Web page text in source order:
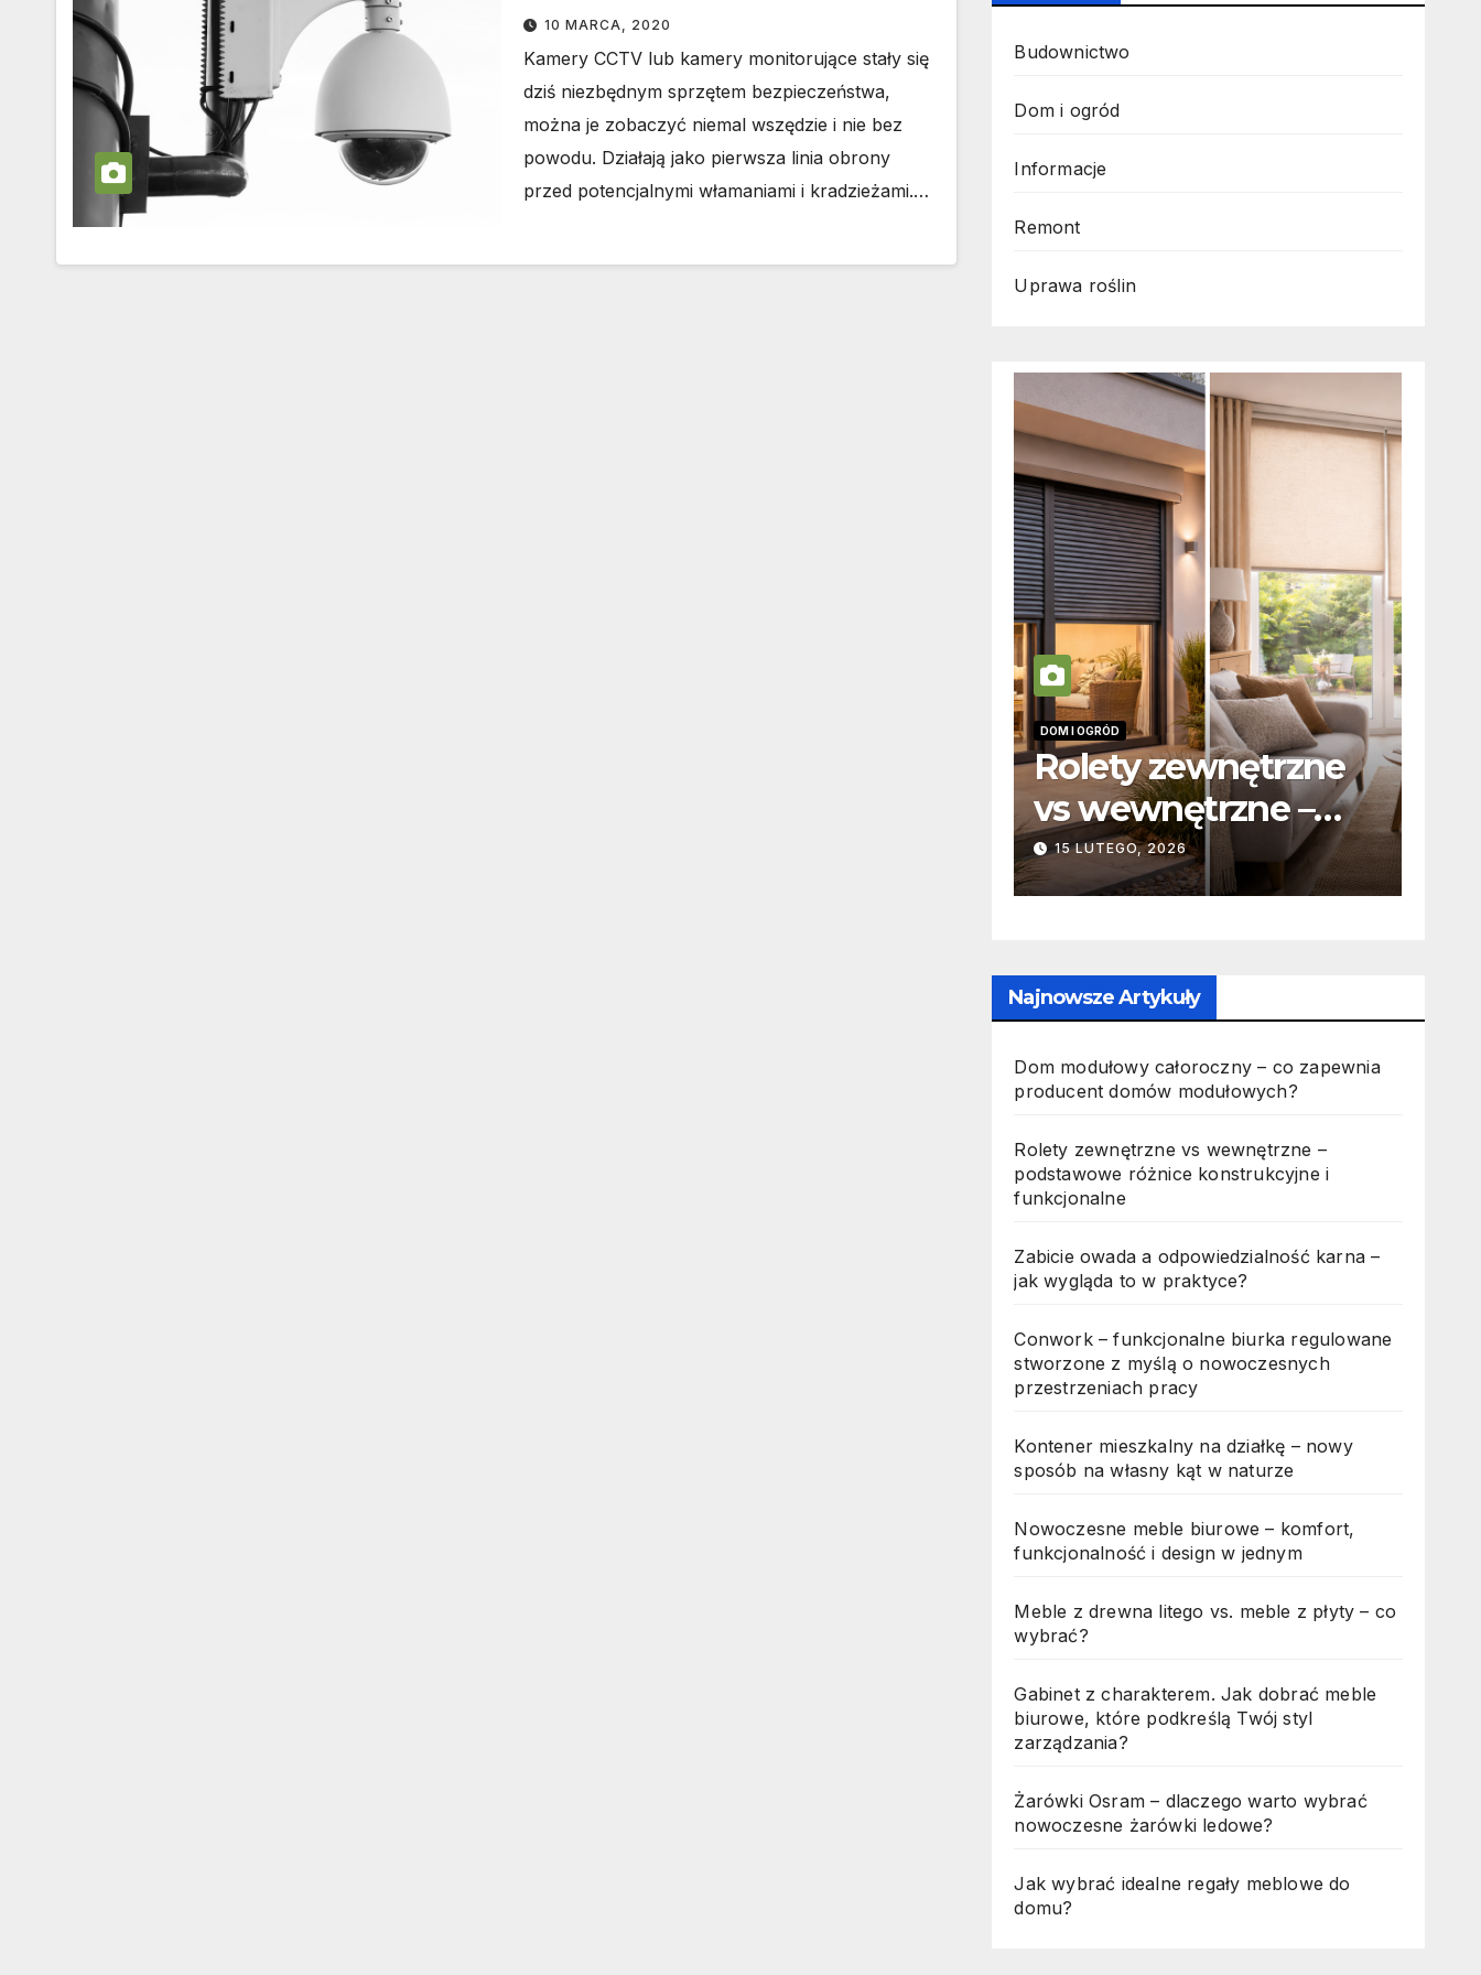
10 MARCA, 2020
Kamery CCTV lub kamery monitorujące stały się
dziś niezbędnym sprzętem bezpieczeństwa,
można je zobaczyć niemal wszędzie i nie bez
powodu. Działają jako pierwsza linia obrony
przed potencjalnymi włamaniami i kradzieżami.…
Budownictwo
Dom i ogród
Informacje
Remont
Uprawa roślin
DOM I OGRÓD
Rolety zewnętrzne
vs wewnętrzne –
podstawowe
różnice
funkcjonalne
15 LUTEGO, 2026
Najnowsze Artykuły
Dom modułowy całoroczny – co zapewnia
producent domów modułowych?
Rolety zewnętrzne vs wewnętrzne –
podstawowe różnice konstrukcyjne i
funkcjonalne
Zabicie owada a odpowiedzialność karna –
jak wygląda to w praktyce?
Conwork – funkcjonalne biurka regulowane
stworzone z myślą o nowoczesnych
przestrzeniach pracy
Kontener mieszkalny na działkę – nowy
sposób na własny kąt w naturze
Nowoczesne meble biurowe – komfort,
funkcjonalność i design w jednym
Meble z drewna litego vs. meble z płyty – co
wybrać?
Gabinet z charakterem. Jak dobrać meble
biurowe, które podkreślą Twój styl
zarządzania?
Żarówki Osram – dlaczego warto wybrać
nowoczesne żarówki ledowe?
Jak wybrać idealne regały meblowe do
domu?